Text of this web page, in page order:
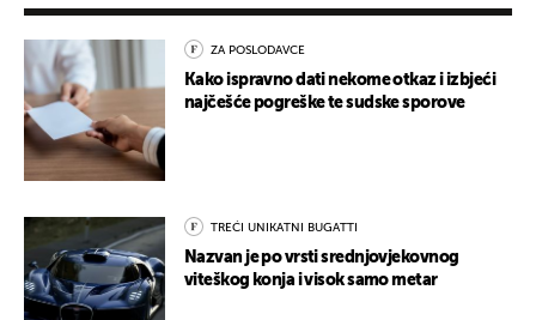
ZA POSLODAVCE
Kako ispravno dati nekome otkaz i izbjeći
najčešće pogreške te sudske sporove
TREĆI UNIKATNI BUGATTI
Nazvan je po vrsti srednjovjekovnog
viteškog konja i visok samo metar